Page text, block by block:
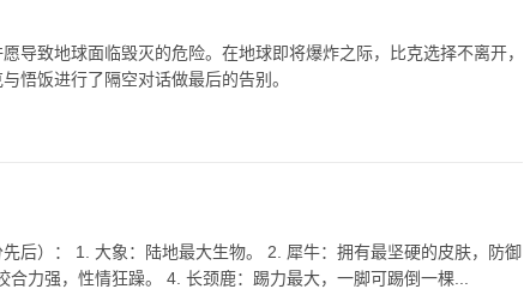
导致地球面临毁灭的危险。在地球即将爆炸之际，比克选择不离开，
悟饭进行了隔空对话做最后的告别。
后）： 1. 大象：陆地最大生物。 2. 犀牛：拥有最坚硬的皮肤，防御
力强，性情狂躁。 4. 长颈鹿：踢力最大，一脚可踢倒一棵...